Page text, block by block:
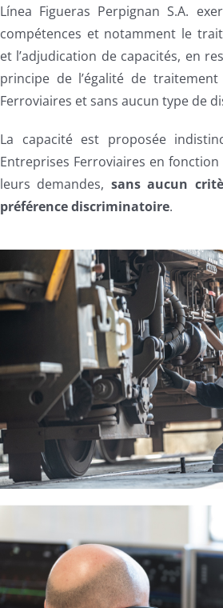
Línea Figueras Perpignan S.A.
compétences et notamment le
et l’adjudication de capacités, en
principe de l’égalité de
Ferroviaires et sans aucun type de
La capacité est proposée
Entreprises Ferroviaires en
leurs demandes, sans aucun
préférence discriminatoire.